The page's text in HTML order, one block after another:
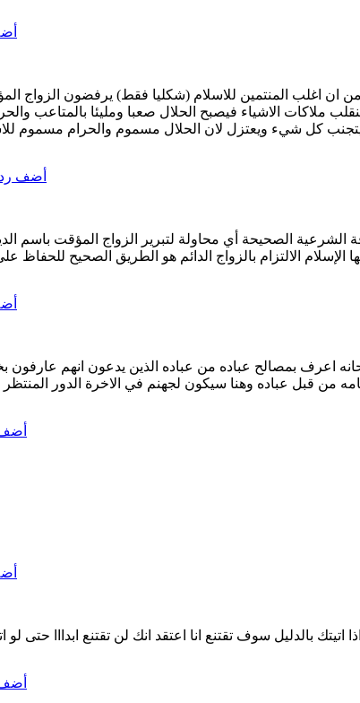
من ان اغلب المنتمين للاسلام (شكليا فقط) يرفضون
ملاكات الاشياء فيصبح الحلال صعبا ومليئا بالمتاعب
أضف ردا
الشرعية الصحيحة أي محاولة لتبرير الزواج المؤقت
الالتزام بالزواج الدائم هو الطريق الصحيح للحفاظ
اعرف بمصالح عباده من عباده الذين يدعون انهم عارفون
اتيتك بالدليل سوف تقتنع انا اعتقد انك لن تقتنع ابدااا حتى